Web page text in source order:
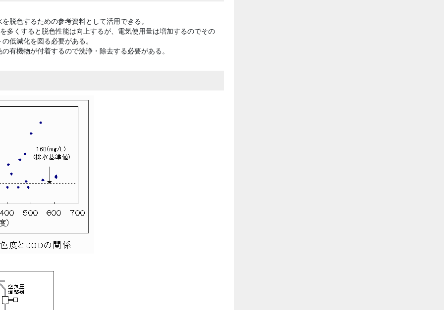
脱色するための参考資料として活用できる。
多くすると脱色性能は向上するが、電気使用量は増加するのでその
低減化を図る必要がある。
有機物が付着するので洗浄・除去する必要がある。